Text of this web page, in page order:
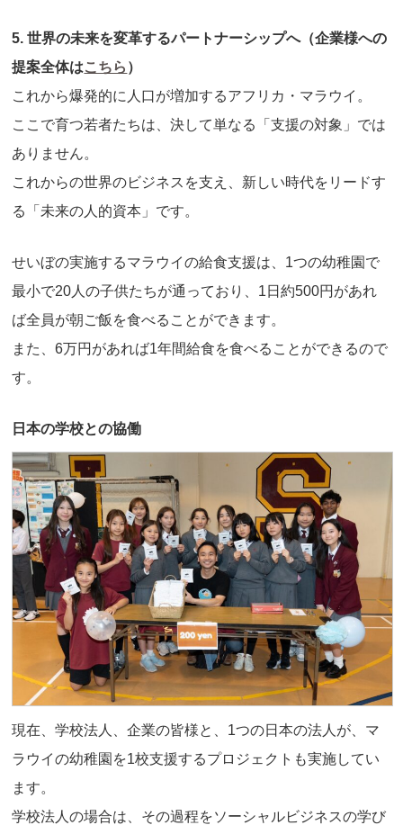
5. 世界の未来を変革するパートナーシップへ（企業様への
提案全体はこちら ）
これから爆発的に人口が増加するアフリカ・マラウイ。
ここで育つ若者たちは、決して単なる「支援の対象」では
ありません。
これからの世界のビジネスを支え、新しい時代をリードす
る「未来の人的資本」です。
せいぼの実施するマラウイの給食支援は、1つの幼稚園で
最小で20人の子供たちが通っており、1日約500円があれ
ば全員が朝ご飯を食べることができます。
また、6万円があれば1年間給食を食べることができるので
す。
日本の学校との協働
現在、学校法人、企業の皆様と、1つの日本の法人が、マ
ラウイの幼稚園を1校支援するプロジェクトも実施してい
ます。
学校法人の場合は、その過程をソーシャルビジネスの学び